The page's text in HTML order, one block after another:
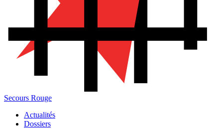
Secours Rouge
Actualités
Dossiers